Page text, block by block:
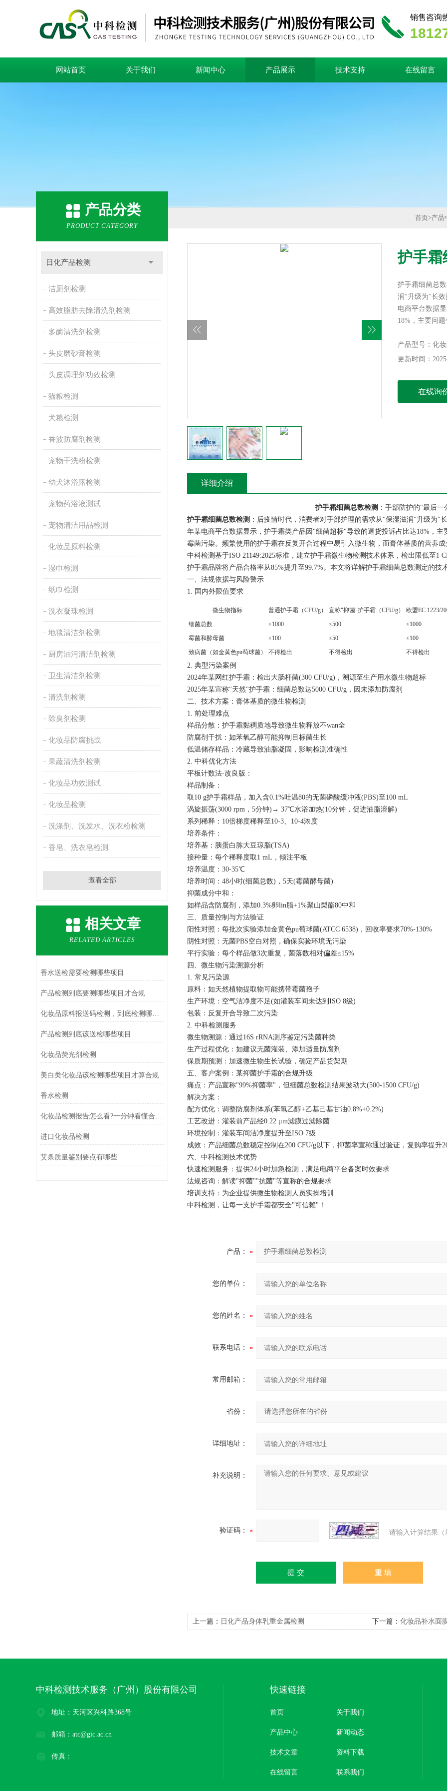
销售咨询
网站首页 关于我们 新闻中心 产品展示 技术支持 在线留言
产品分类
PRODUCT CATEGORY
日化产品检测
洁厕剂检测
高效脂肪去除清洗剂检测
多酶清洗剂检测
头皮磨砂膏检测
头皮调理剂功效检测
猫粮检测
犬粮检测
香波防腐剂检测
宠物干洗粉检测
幼犬沐浴露检测
宠物药浴液测试
宠物清洁用品检测
化妆品原料检测
湿巾检测
纸巾检测
洗衣凝珠检测
地毯清洁剂检测
厨房油污清洁剂检测
卫生清洁剂检测
清洗剂检测
除臭剂检测
化妆品防腐挑战
果蔬清洗剂检测
化妆品功效测试
化妆品检测
洗涤剂、洗发水、洗衣粉检测
香皂、洗衣皂检测
查看全部
相关文章
RELATED ARTICLES
香水送检需要检测哪些项目
产品检测到底要测哪些项目才合规
化妆品原料报送码检测，到底检测哪些项目
产品检测到底该送检哪些项目
化妆品荧光剂检测
美白类化妆品该检测哪些项目才算合规
香水检测
化妆品检测报告怎么看?一分钟看懂合规标准
进口化妆品检测
艾条质量鉴别要点有哪些
首页>产品
护手霜
护手霜细菌总
润“升级为“长
电商平台数据
18%，主要问
营养成分(如甘
产品型号：化
更新时间：
在线询
详细介绍
护手霜细菌总数检测 ：手部防护的"最后
护手霜细菌总数检测 ：后疫情时代，消费者对手部护理的需求从"保湿滋润"升级为"
年某电商平台数据显示，护手霜类产品因"细菌超标"导致的退货投诉占比达18%，
霉菌污染。频繁使用的护手霜在反复开合过程中易引入微生物，而膏体基质的营养
中科检测基于ISO 21149:2025标准，建立护手霜微生物检测技术体系，检出限低至1
护手霜品牌将产品合格率从85%提升至99.7%。本文将详解护手霜细菌总数测定的
一、法规依据与风险警示
1. 国内外限值要求
微生物指标 普通护手霜（CFU/g） 宣称"抑菌"护手霜（CFU/g）
欧盟EC 1223/
细菌总数
≤1000 ≤500
≤1000
霉菌和酵母菌
≤100 ≤50
≤100
致病菌（如金黄色pu萄球菌）
不得检出 不得检出 不得检出
2. 典型污染案例
2024年某网红护手霜：检出大肠杆菌(300 CFU/g)，溯源至生产用水微生物超标
2025年某宣称"天然"护手霜：细菌总数达5000 CFU/g，因未添加防腐剂
二、技术方案：膏体基质的微生物检测
1. 前处理难点
样品分散：护手霜黏稠质地导致微生物释放不wan全
防腐剂干扰：如苯氧乙醇可能抑制目标菌生长
低温储存样品：冷藏导致油脂凝固，影响检测准确性
2. 中科优化方法
平板计数法-改良版：
样品制备：
取10 g护手霜样品，加入含0.1%吐温80的无菌磷酸缓冲液(PBS)至100 mL
涡旋振荡(3000 rpm，5分钟)→ 37℃水浴加热(10分钟，促进油脂溶解)
系列稀释：10倍梯度稀释至10-3、10-4浓度
培养条件：
培养基：胰蛋白胨大豆琼脂(TSA)
接种量：每个稀释度取1 mL，倾注平板
培养温度：30-35℃
培养时间：48小时(细菌总数)，5天(霉菌酵母菌)
抑菌成分中和：
如样品含防腐剂，添加0.3%卵lin脂+1%聚山梨酯80中和
三、质量控制与方法验证
阳性对照：每批次实验添加金黄色pu萄球菌(ATCC 6538)，回收率要求70%-130%
阴性对照：无菌PBS空白对照，确保实验环境无污染
平行实验：每个样品做3次重复，菌落数相对偏差≤15%
四、微生物污染溯源分析
1. 常见污染源
原料：如天然植物提取物可能携带霉菌孢子
生产环境：空气洁净度不足(如灌装车间未达到ISO 8级)
包装：反复开合导致二次污染
2. 中科检测服务
微生物溯源：通过16S rRNA测序鉴定污染菌种类
生产过程优化：如建议无菌灌装、添加适量防腐剂
保质期预测：加速微生物生长试验，确定产品货架期
五、客户案例：某抑菌护手霜的合规升级
痛点：产品宣称"99%抑菌率"，但细菌总数检测结果波动大(500-1500 CFU/g)
解决方案：
配方优化：调整防腐剂体系(苯氧乙醇+乙基己基甘油0.8%+0.2%)
工艺改进：灌装前产品经0.22 μm滤膜过滤除菌
环境控制：灌装车间洁净度提升至ISO 7级
成效：产品细菌总数稳定控制在200 CFU/g以下，抑菌率宣称通过验证，复购率提升
六、中科检测技术优势
快速检测服务：提供24小时加急检测，满足电商平台备案时效要求
法规咨询：解读"抑菌""抗菌"等宣称的合规要求
培训支持：为企业提供微生物检测人员实操培训
中科检测，让每一支护手霜都安全"可信赖"！
产品：
您的单位：
您的姓名：
联系电话：
常用邮箱：
省份：
详细地址：
补充说明：
验证码： 请输入计算结果
上一篇： 日化产品身体乳重金属检测 下一篇： 化妆品补水面
中科检测技术服务（广州）股份有限公司
地址：天河区兴科路368号
邮箱：atc@gic.ac.cn
传真：
快速链接
首页 关于我们
产品中心 新闻动态
技术文章 资料下载
在线留言 联系我们